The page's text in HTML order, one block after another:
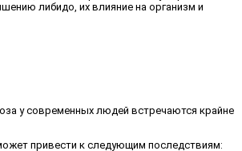
либидо, их влияние на организм и
у современных людей встречаются крайне
привести к следующим последствиям: